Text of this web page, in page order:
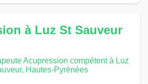
à Luz St Sauveur
Acupression compétent à Luz
Hautes-Pyrénées